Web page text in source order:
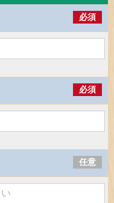
必須
必須
任意